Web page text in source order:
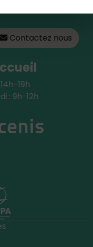
Contactez nous
19h
: 9h-12h